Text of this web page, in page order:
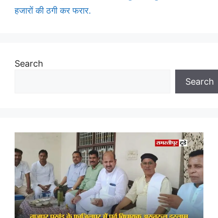
हजारों की ठगी कर फरार.
Search
Search